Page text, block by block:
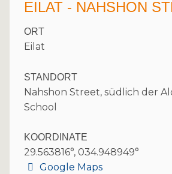
EILAT - NAHSHON
ORT
Eilat
STANDORT
Nahshon Street, südlich der
School
KOORDINATE
29.563816°, 034.948949°
Google Maps